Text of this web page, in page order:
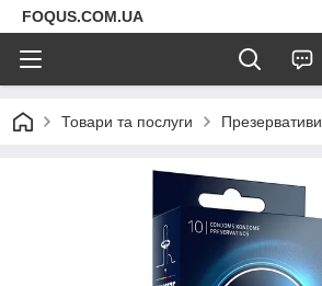
FOQUS.COM.UA
Товари та послуги Презервативи